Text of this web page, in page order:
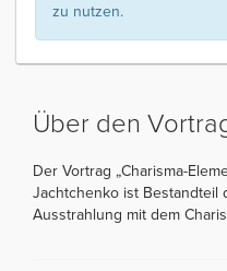
zu nutzen.
Über den
Der Vortrag „Charisma-
Jachtchenko ist Bestandteil
Ausstrahlung mit dem